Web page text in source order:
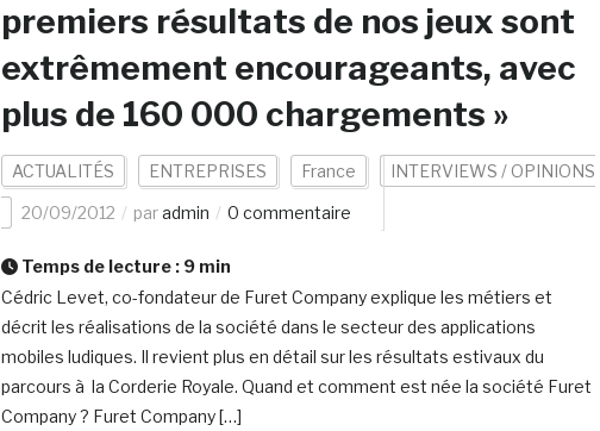
premiers résultats de nos jeux sont
extrêmement encourageants, avec
plus de 160 000 chargements »
ACTUALITÉS ENTREPRISES France INTERVIEWS / OPINIONS
20/09/2012 paradmin 0 commentaire
Temps de lecture : 9 min
Cédric Levet, co-fondateur de Furet Company explique les métiers et
décrit les réalisations de la société dans le secteur des applications
mobiles ludiques. Il revient plus en détail sur les résultats estivaux du
parcours à la Corderie Royale. Quand et comment est née la société Furet
Company ? Furet Company […]